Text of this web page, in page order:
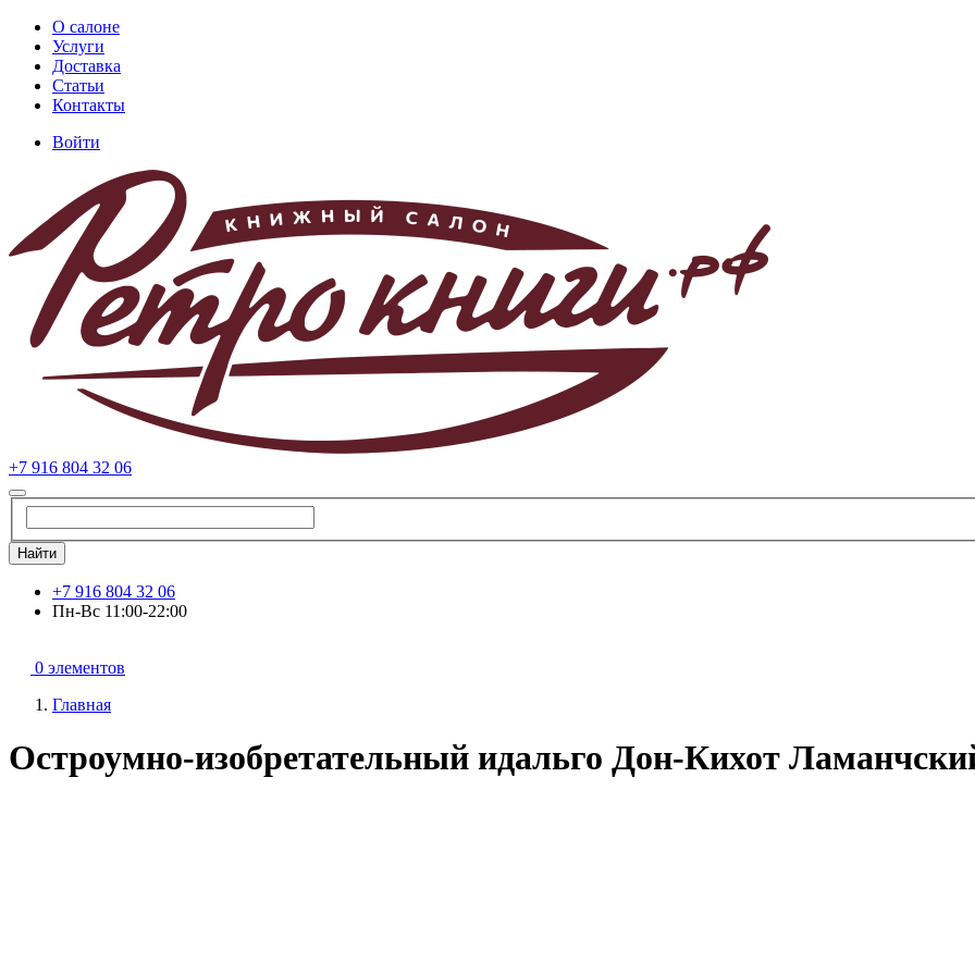
Перейти
основному
содержанию
Основная
навигация
О салоне
Услуги
Доставка
Статьи
Контакты
учётной
записи
пользователя
Войти
+7 916 804 32 06
Найти
+7 916 804 32 06
Пн-Вс 11:00-22:00
0 элементов
Главная
Остроумно-изобретательный идальго Дон-Кихот